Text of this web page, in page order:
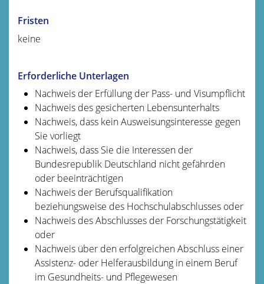
Fristen
keine
Erforderliche Unterlagen
Nachweis der Erfüllung der Pass- und Visumpflicht
Nachweis des gesicherten Lebensunterhalts
Nachweis, dass kein Ausweisungsinteresse gegen
Sie vorliegt
Nachweis, dass Sie die Interessen der
Bundesrepublik Deutschland nicht gefährden
oder beeinträchtigen
Nachweis der Berufsqualifikation
beziehungsweise des Hochschulabschlusses oder
Nachweis des Abschlusses der Forschungstätigkeit
oder
Nachweis über den erfolgreichen Abschluss einer
Assistenz- oder Helferausbildung in einem Beruf
im Gesundheits- und Pflegewesen